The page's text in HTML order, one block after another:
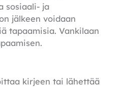
sosiaali- ja
jälkeen voidaan
tapaamisia. Vankilaan
kirjeen tai lähettää